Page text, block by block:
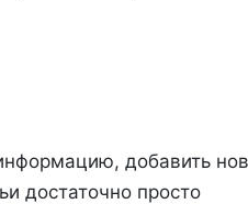
добавить
достаточно просто